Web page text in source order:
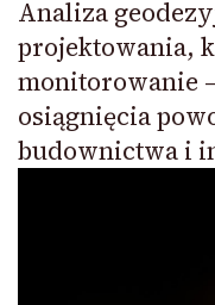
Analiza
projektowania,
monitorowanie
osiągnięcia
budownictwa i